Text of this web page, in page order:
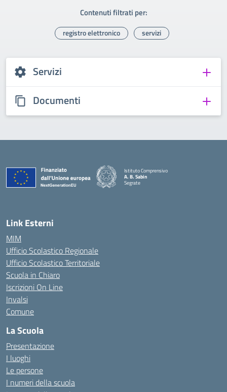
Contenuti filtrati per:
registro elettronico servizi
Servizi
Documenti
Istituto Comprensivo
A. B. Sabin
Segrate
Link Esterni
MIM
Ufficio Scolastico Regionale
Ufficio Scolastico Territoriale
Scuola in Chiaro
Iscrizioni On Line
Invalsi
Comune
La Scuola
Presentazione
I luoghi
Le persone
I numeri della scuola